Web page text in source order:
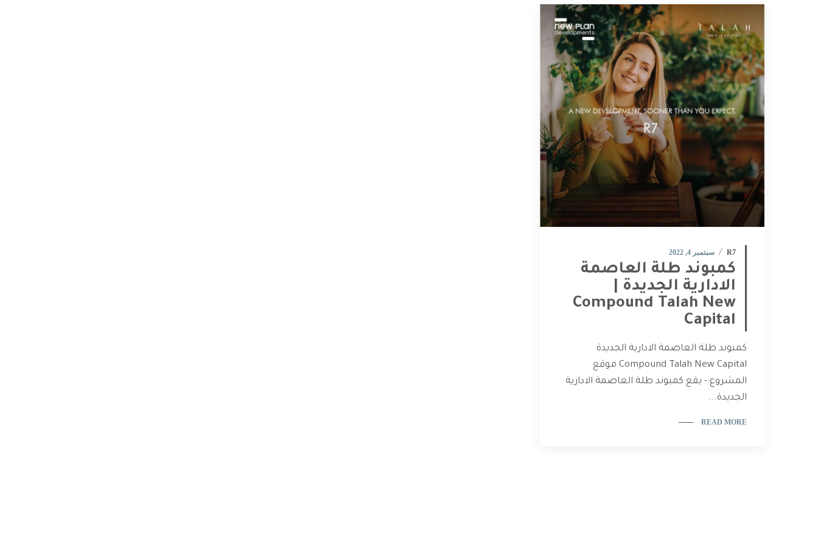
R7 سبتمبر 4, 2022
كمبوند طلة العاصمة
الادارية الجديدة |
Compound Talah New
Capital
كمبوند طلة العاصمة الادارية الجديدة
Compound Talah New Capital موقع
المشروع:- يقع كمبوند طلة العاصمة الادارية
الجديدة...
READ MORE